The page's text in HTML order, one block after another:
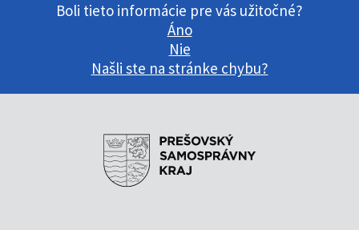
Boli tieto informácie pre vás užitočné?
Áno
Nie
Našli ste na stránke chybu?